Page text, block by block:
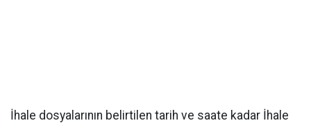
İhale dosyalarının belirtilen tarih ve saate kadar İhale